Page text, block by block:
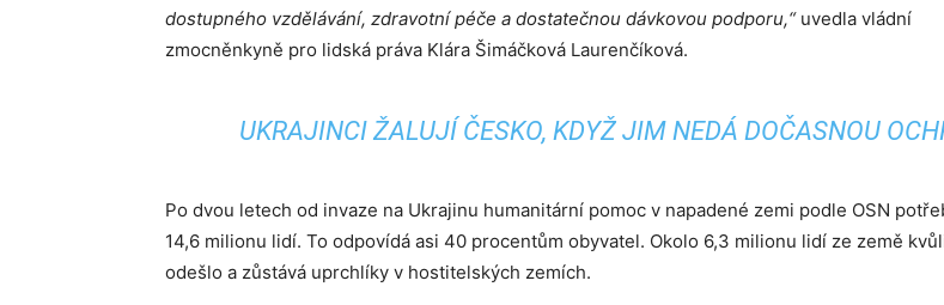
dostupného vzdělávání, zdravotní péče a dostatečnou dávkovou podporu,“uvedla vládní
zmocněnkyně pro lidská práva Klára Šimáčková Laurenčíková.
UKRAJINCI ŽALUJÍ ČESKO, KDYŽ JIM NEDÁ DOČASNOU
Po dvou letech od invaze na Ukrajinu humanitární pomoc v napadené zemi podle OSN
14,6 milionu lidí. To odpovídá asi 40 procentům obyvatel. Okolo 6,3 milionu lidí ze země
odešlo a zůstává uprchlíky v hostitelských zemích.